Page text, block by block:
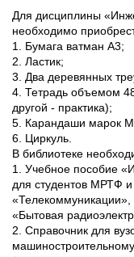
Для дисциплины
необходимо
1. Бумага ватман А3;
2. Ластик;
3. Два деревянных
4. Тетрадь объемом
другой - практика);
5. Карандаши марок
6. Циркуль.
В библиотеке
1. Учебное пособие
для студентов МРТФ
«Бытовая
2. Справочник для